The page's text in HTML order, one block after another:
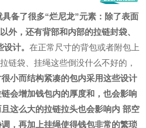
备了很多“烂尼龙”元素：除了表面
外，还有背部和内部的拉链封袋、
计。 在正常尺寸的背包或者附包上
链袋、挂绳这些倒没什么不好的，
小而结构紧凑的包内采用这些设计
会增加钱包内的厚度和，也会影响
这么大的拉链拉头也会影响内 部空
，再加上挂绳使得钱包非常的繁琐